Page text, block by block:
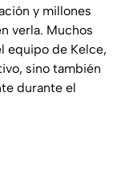
y millones
verla. Muchos
equipo de Kelce,
sino también
durante el